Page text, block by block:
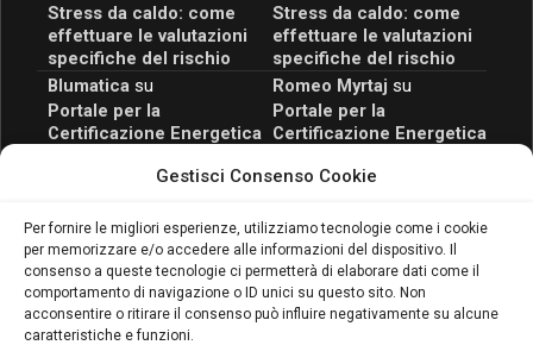
Gestisci Consenso Cookie
Per fornire le migliori esperienze, utilizziamo tecnologie come i cookie
per memorizzare e/o accedere alle informazioni del dispositivo. Il
consenso a queste tecnologie ci permetterà di elaborare dati come il
comportamento di navigazione o ID unici su questo sito. Non
acconsentire o ritirare il consenso può influire negativamente su alcune
caratteristiche e funzioni.
Stress da caldo: come
effettuare le valutazioni
specifiche del rischio
Stress da caldo: come
effettuare le valutazioni
specifiche del rischio
Blumaticasu
Portale per la
Certificazione Energetica
scopri il Corso Blumatica
Romeo Myrtaj su
Portale per la
Certificazione Energetica
scopri il Corso Blumatica
Blumaticasu
Coordinatore della
Sicurezza: cosa è
richiesto per abilitazione
e aggiornamento